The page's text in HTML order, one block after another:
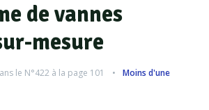
de vannes
mesure
le N°422 à la page 101
Moins d'une